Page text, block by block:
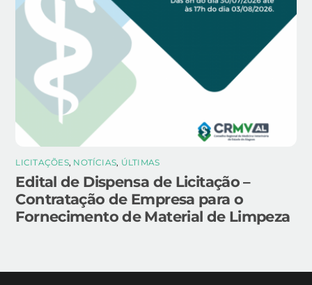
LICITAÇÕES, NOTÍCIAS, ÚLTIMAS
Edital de Dispensa de Licitação –
Contratação de Empresa para o
Fornecimento de Material de Limpeza